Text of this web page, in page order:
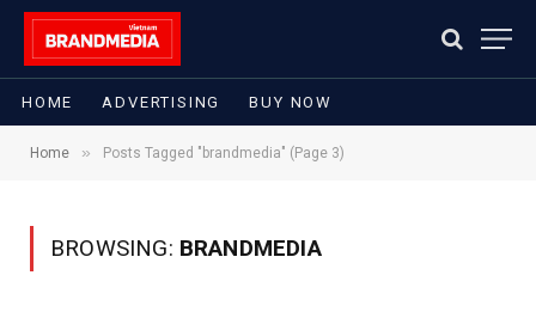
HOME ADVERTISING BUY NOW
Home » Posts Tagged "brandmedia" (Page 3)
BROWSING: BRANDMEDIA